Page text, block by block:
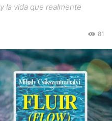
la vida que realmente
81